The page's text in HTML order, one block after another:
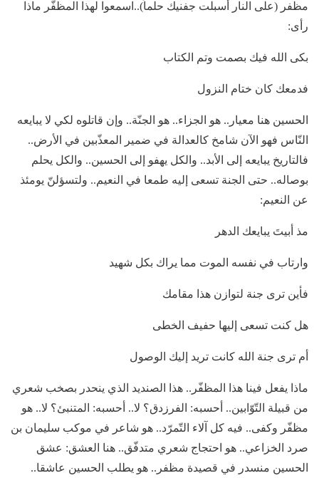
مظفر (على النار أسبلت جفنيك حلماً)..اسمعوا لهذا المظفّر ماذا
رأى:
بكى الله فيك بصمت وتم الكتاب
فدمعك كان ختام النزول
الحسين هنا معيار.. هو الجزاء.. هو الجنّة.. وإن قاتلوه لكي لا يبايعه
النّاس فهو الآن شامخ كالعدالة في ضمير المعذّبين في الأرض..
فالتاريخ يبايعه إلى الأبد.. والكل يهفو إلى الحسين.. والكل يحلم
بوصاله.. حتى الجنة تسعى إليه طمعا في النعيم.. ولتسؤلنّ يومئذ
عن النعيم:
مذ أبيتَ يبايعك الدهر
وارتاب في نفسه الموت مما يراك بكل شهيد
فأين ترى جنة لتوازن هذا مقامك
هل كنت تسعى إليها حفيف الخطى
أم ترى جنة الله كانت تريد إليك الوصول
ماذا يفعل فينا هذا المظفّر.. هذا الصنديد الذي ينحدر بصخب شعري
من قبيلة التّوّابين.. أحسبه: الفرزدق؟ لا.. أحسبه: المتنبئ؟ لا.. هو
مظفّر وكفى.. فيه كل آلاء التّمرّد.. هو شاعر في موكب سليمان بن
صرد الخزاعي.. هو احتجاج شعري متدفّق.. هنا العشق: عشق
الحسين منسدر في قصيدة مظفر.. هو يطلب الحسين عاشقا..